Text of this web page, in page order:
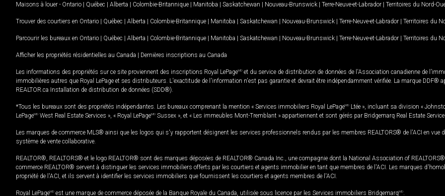
Maisons à louer - Ontario | Québec | Alberta | Colombie-Britannique | Manitoba | Saskatchewan | Nouveau-Brunswick | Terre-Neuve-et-Labrador | Territoires du Nord-
Trouver des courtiers en Ontario | Québec | Alberta | Colombie-Britannique | Manitoba | Saskatchewan | Nouveau-Brunswick | Terre-Neuve-et-Labrador | Territoires du
Parcourir les bureaux en Ontario | Québec | Alberta | Colombie-Britannique | Manitoba | Saskatchewan | Nouveau-Brunswick | Terre-Neuve-et-Labrador | Territoires du
Afficher les propriétés résidentielles au Canada | Dernières inscriptions au Canada
Les informations des propriétés sur ce site proviennent des inscriptions Royal LePageMD et du service de distribution de données de l'Association canadienne de
immobilières autres que Royal LePage et ses distributeurs. L'exactitude de l'information n'est pas garantie et devrait être indépendamment vérifiée. La marque DDF®
REALTOR.ca Installation de distribution de données (SDD®).
*Tous les bureaux sont des propriétés indépendantes. Les bureaux comprenant la mention « Services immobiliers Royal LePageMD Ltée », incluant sa division «
LePageMD West Real Estate Services », « Royal LePageMD Sussex », et « Les immeubles Mont-Tremblant » appartiennent et sont gérés par Bridgemarq Real Estate
Les marques de commerce MLS® ainsi que les logos qui s'y rapportent désignent les services professionnels rendus par les membres REALTORS® de l'ACI en vue
système de vente collaborative.
REALTOR®, REALTORS® et le logo REALTOR® sont des marques déposées de REALTOR® Canada Inc., une compagnie dont la National Association of
commerce REALTOR® servent à distinguer les services immobiliers offerts par les courtiers et agents immobilier en tant que membres de l'ACI. Les marques
propriété de l'ACI, et ils servent à identifier les services immobiliers que fournissent les courtiers et agents membres de l'ACI.
Royal LePageMD est une marque de commerce déposée de la Banque Royale du Canada, utilisée sous licence par les Services immobiliers BridgemarqMD